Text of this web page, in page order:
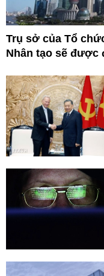
Trụ sở của Tổ
Nhân tạo sẽ được